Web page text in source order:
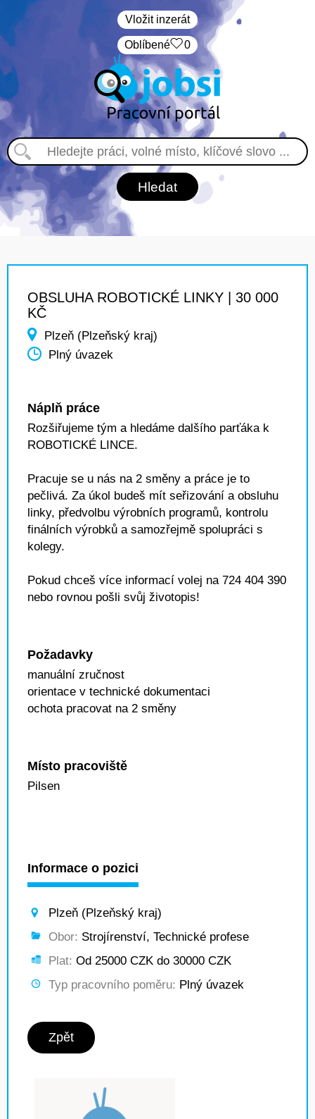
Vložit inzerát
Oblíbené 0
OBSLUHA ROBOTICKÉ LINKY | 30 000
KČ
Plzeň (Plzeňský kraj)
Plný úvazek
Náplň práce
Rozšiřujeme tým a hledáme dalšího parťáka k
ROBOTICKÉ LINCE.
Pracuje se u nás na 2 směny a práce je to
pečlivá. Za úkol budeš mít seřizování a obsluhu
linky, předvolbu výrobních programů, kontrolu
finálních výrobků a samozřejmě spolupráci s
kolegy.
Pokud chceš více informací volej na 724 404 390
nebo rovnou pošli svůj životopis!
Požadavky
manuální zručnost
orientace v technické dokumentaci
ochota pracovat na 2 směny
Místo pracoviště
Pilsen
Informace o pozici
Plzeň (Plzeňský kraj)
Obor: Strojírenství, Technické profese
Plat: Od 25000 CZK do 30000 CZK
Typ pracovního poměru: Plný úvazek
Zpět